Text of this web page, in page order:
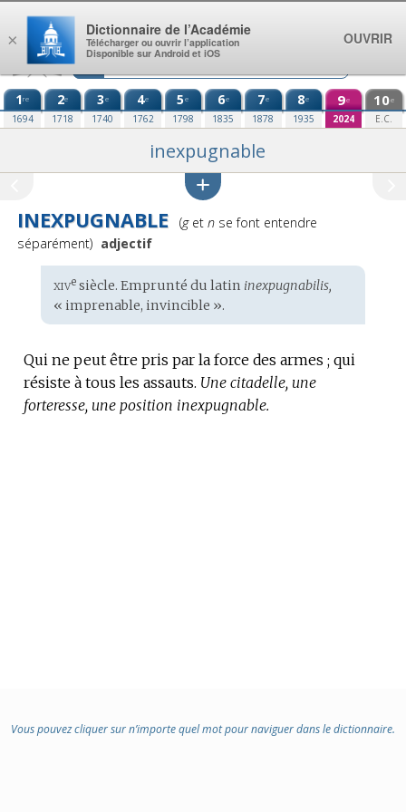
Aller au contenu
1re
1694
2e
1718
3e
1740
4e
1762
5e
1798
6e
1835
7e
1878
8e
1935
9e
2024
10e
E.C.
inexpugnable
INEXPUGNABLE
Prononciation
(get nse font entendre
séparément) adjectif
Étymologie
:
xivesiècle. Emprunté du latin inexpugnabilis,
« imprenable, invincible ».
Qui ne peut être pris par la force des armes ; qui
résiste à tous les assauts. Une citadelle, une
forteresse, une position inexpugnable.
Vous pouvez cliquer sur n’importe quel mot pour naviguer dans le dictionnaire.
×
Dictionnaire de l’Académie
Télécharger ou ouvrir l’application
Disponible sur Android et iOS
OUVRIR